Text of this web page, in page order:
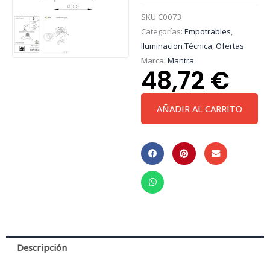
SKU C0073
Categorías: Empotrables
Iluminacion Técnica Ofertas
Marca: Mantra
48,72 €
Led
Cob
12W
-
AÑADIR AL CARRITO
Descripción